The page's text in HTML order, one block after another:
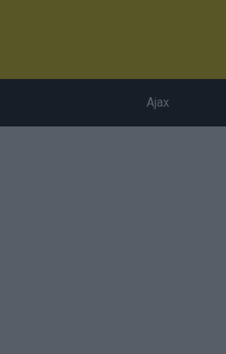
Ajax